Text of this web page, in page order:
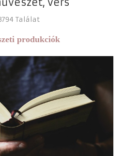
Találat
produkciók